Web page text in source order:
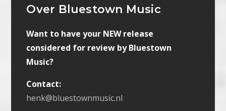
Over Bluestown Music
Want to have your NEW release
considered for review by Bluestown
Music?
Contact:
henk@bluestownmusic.nl